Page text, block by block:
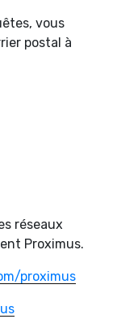
vous
postal à
réseaux
Proximus.
proximus